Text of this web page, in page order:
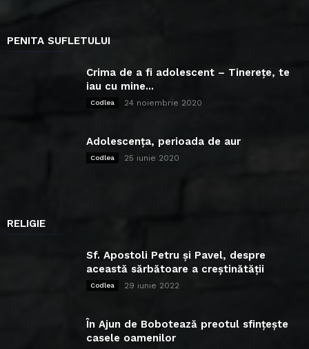
PENITA SUFLETULUI
Crima de a fi adolescent – Tinerețe, te
iau cu mine...
Codlea 24 noiembrie 2020
Adolescența, perioada de aur
Codlea 25 iunie 2020
RELIGIE
Sf. Apostoli Petru și Pavel, despre
această sărbătoare a creștinătății
Codlea 29 iunie 2022
În Ajun de Bobotează preotul sfințește
casele oamenilor